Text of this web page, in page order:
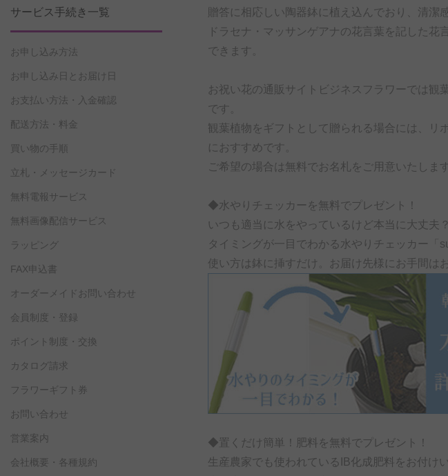
贈答に相応しい陶器鉢に植え込んでおり、清
ドラセナ・マッサンゲアナの花言葉を記した
できます。
お祝い花の通販サイトビジネスフラワーでは観
です。
観葉植物をギフトとして贈られる場合には、リ
におすすめです。
ご希望の場合は無料でお名札をご用意いたします
◆水やりチェッカーを無料でプレゼント！
いつも適当に水をやっているけど本当に大丈夫
タイミングが一目でわかる水やりチェッカー「
使い方は鉢に挿すだけ。お届け先様にお手間は
◆置くだけ簡単！肥料を無料でプレゼント！
生産農家でも使われているIB化成肥料をお付け
サービス手続き一覧
お申し込み方法
お申し込み日とお届け日
お支払い方法・入金確認
配送方法・料金
買い物の手順
立札・メッセージカード
無料電報サービス
無料画像配信サービス
ラッピング
FAX申込書
オーダーメイドお問い合わせ
会員制度・登録
ポイント制度・交換
カタログ請求
フラワーギフト券
お問い合わせ
営業案内
会社概要・各種規約